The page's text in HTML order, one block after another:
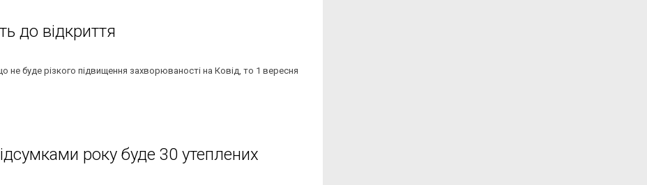
до відкриття
не буде різкого підвищення захворюваності на Ковід, то 1 вересня
року буде 30 утеплених